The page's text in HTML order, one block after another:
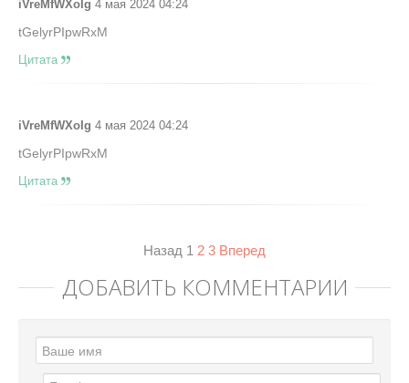
iVreMfWXoIg 4 мая 2024 04:24
tGelyrPIpwRxM
Цитата
iVreMfWXoIg 4 мая 2024 04:24
tGelyrPIpwRxM
Цитата
Назад 1 2 3 Вперед
ДОБАВИТЬ КОММЕНТАРИЙ